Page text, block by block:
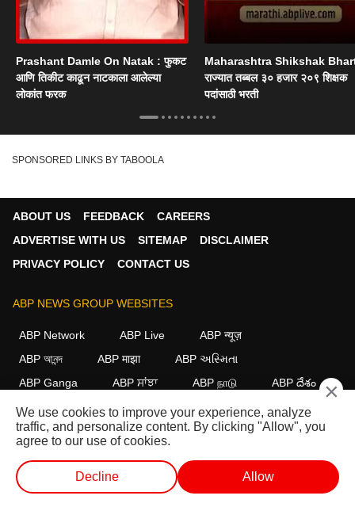
Prashant Damle On Natak : फुकट
आणि तिकीट काढून नाटकाला आलेल्या
लोकांत फरक
Maharashtra Shikshak
राज्यात तब्बल ३० हजार २०९ शिक्षक
पदांसाठी भरती
SPONSORED LINKS BY TABOOLA
ABOUT US FEEDBACK
CAREERS
ADVERTISE WITH US
SITEMAP
DISCLAIMER
PRIVACY POLICY
CONTACT US
ABP NEWS GROUP WEBSITES
ABP Network ABP Live
ABP न्यूज़
ABP আনন্দ
ABP माझा
ABP અસ્મિતા
ABP Ganga
ABP ਸਾਂਝਾ ABP நாடு ABP దేశం
FOLLOW US
This website follows the DNPA Code of Ethics. Copyright@2026.
All rights reserved.
×
We use cookies to improve your experience, analyze
traffic, and personalize content. By clicking "Allow", you
agree to our use of cookies.
Decline Allow